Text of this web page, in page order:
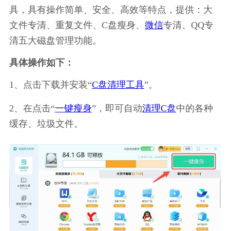
具，具有操作简单、安全、高效等特点，提供：大
文件专清、重复文件、C盘瘦身、 微信专清、QQ专
清五大磁盘管理功能。
具体操作如下：
1、点击下载并安装“C盘清理工具”。
2、在点击“一键瘦身”，即可自动清理C盘中的各种
缓存、垃圾文件。